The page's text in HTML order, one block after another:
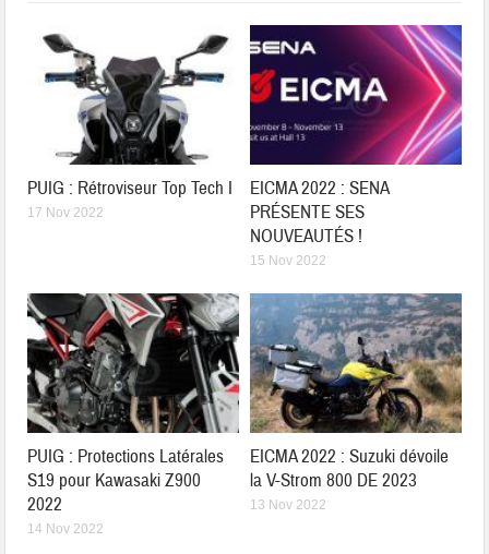
PUIG : Rétroviseur Top Tech I
17 Nov 2022
EICMA 2022 : SENA
PRÉSENTE SES
NOUVEAUTÉS !
15 Nov 2022
PUIG : Protections Latérales
S19 pour Kawasaki Z900
2022
14 Nov 2022
EICMA 2022 : Suzuki dévoile
la V-Strom 800 DE 2023
13 Nov 2022